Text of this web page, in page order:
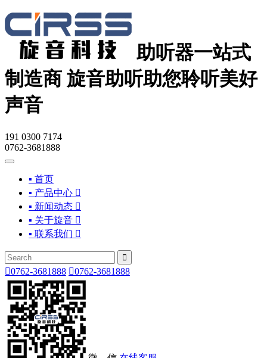
助听器一站式
制造商 旋音助听助您聆听美好
声音
191 0300 7174
0762-3681888
▪ 首页
▪ 产品中心 
▪ 新闻动态 
▪ 关于旋音 
▪ 联系我们 

0762-3681888 0762-3681888